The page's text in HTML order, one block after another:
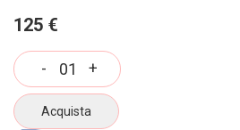
125 €
- +
Acquista